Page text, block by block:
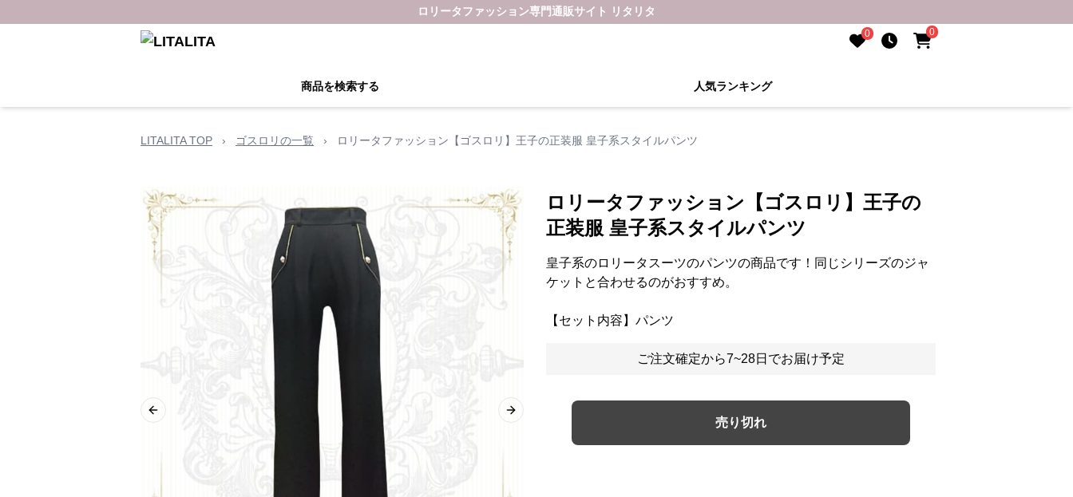
ロリータファッション専門通販サイト リタリタ
0 0
商品を検索する 人気ランキング
LITALITA TOP › ゴスロリの一覧 › ロリータファッション【ゴスロリ】王子の正装服 皇子系スタイルパンツ
Previous slide Next slide
ロリータファッション【ゴスロリ】王子の
正装服 皇子系スタイルパンツ
皇子系のロリータスーツのパンツの商品です！同じシリーズのジャ
ケットと合わせるのがおすすめ。
【セット内容】パンツ
ご注文確定から7~28日でお届け予定
売り切れ